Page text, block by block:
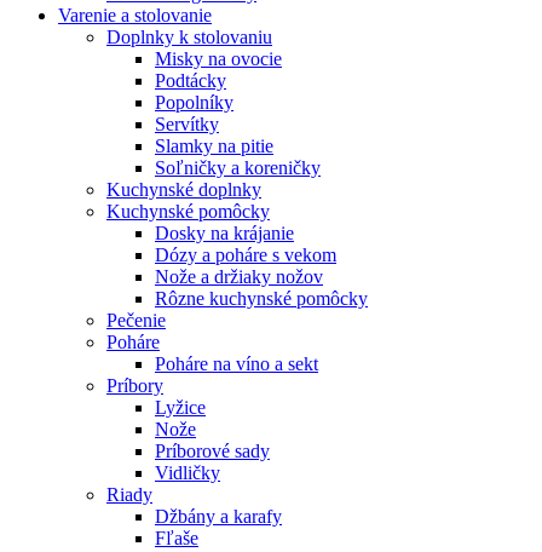
Varenie a stolovanie
Doplnky k stolovaniu
Misky na ovocie
Podtácky
Popolníky
Servítky
Slamky na pitie
Soľničky a koreničky
Kuchynské doplnky
Kuchynské pomôcky
Dosky na krájanie
Dózy a poháre s vekom
Nože a držiaky nožov
Rôzne kuchynské pomôcky
Pečenie
Poháre
Poháre na víno a sekt
Príbory
Lyžice
Nože
Príborové sady
Vidličky
Riady
Džbány a karafy
Fľaše